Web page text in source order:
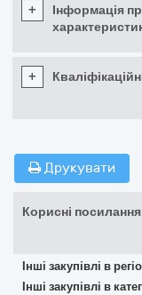
+
Інформація
+
Друкувати
Корисні посилання
Інші закупівлі в
Інші закупівлі в